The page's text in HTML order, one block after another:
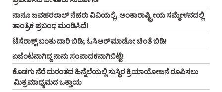
ನಾನೂ ಜವಹರಲಾಲ್‌ ನೆಹರು ವಿವಿಯಲ್ಲಿ, ಅಂತಾರಾಷ್ಟ್ರೀಯ ಸಮ್ಮೇಳನದಲ್ಲಿ
ತಾಂತ್ರಿಕ ಪ್ರಬಂಧ ಮಂಡಿಸಿದೆ!
ಟೆಸೆರಾಕ್ಟ್‌ ಬಂತು ದಾರಿ ಬಿಡಿ; ಓಸಿಆರ್‌ ಮಾಡೋ ಚಿಂತೆ ಬಿಡಿ!
ಏಜೆಂಟನಾಗಿದ್ದ ನಾನು ಸಂಪಾದಕನಾಗಿಬಿಟ್ಟೆ!
ಕೊಡಗು ನೆರೆ ದುರಂತದ ಹಿನ್ನೆಲೆಯಲ್ಲಿ ಸುಸ್ಥಿರ ಕ್ರಿಯಾಯೋಜನೆ ರೂಪಿಸಲು
ಮಿತ್ರಮಾಧ್ಯಮದ ಒತ್ತಾಯ